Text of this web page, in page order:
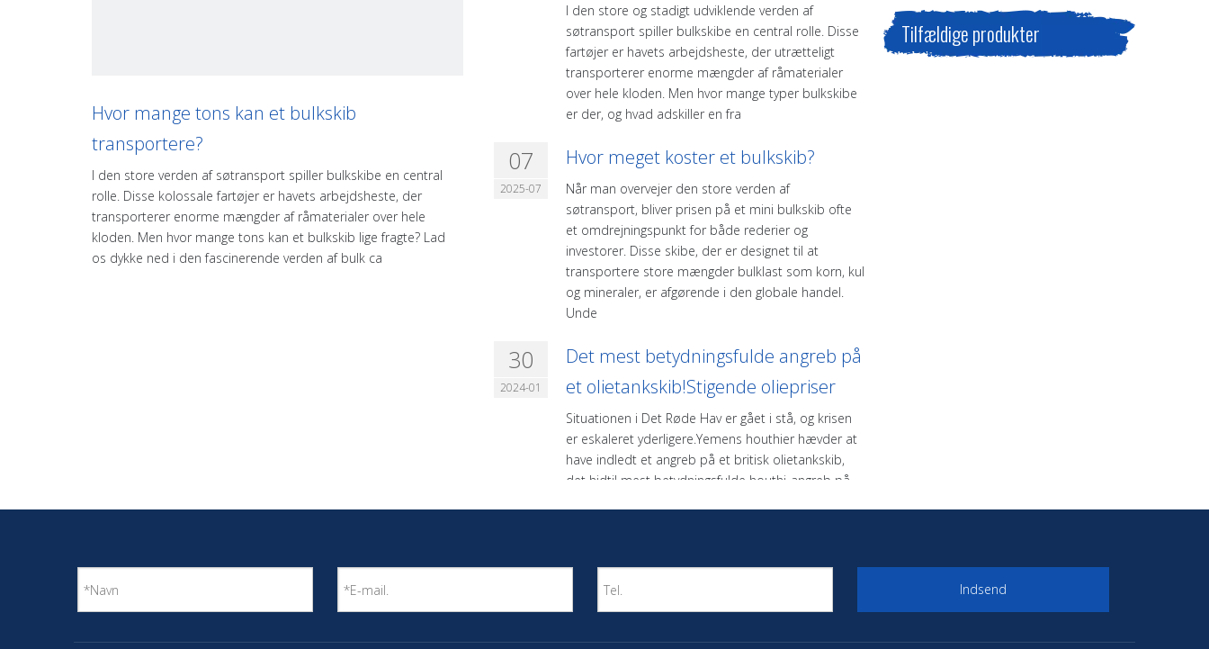
Hvor mange tons kan et bulkskib
transportere?
I den store verden af ​​søtransport spiller bulkskibe en central
rolle. Disse kolossale fartøjer er havets arbejdsheste, der
transporterer enorme mængder af råmaterialer over hele
kloden. Men hvor mange tons kan et bulkskib lige fragte? Lad
os dykke ned i den fascinerende verden af ​​bulk ca
I den store og stadigt udviklende verden af ​​
søtransport spiller bulkskibe en central rolle. Disse
fartøjer er havets arbejdsheste, der utrætteligt
transporterer enorme mængder af råmaterialer
over hele kloden. Men hvor mange typer bulkskibe
er der, og hvad adskiller en fra
07
2025-07
Hvor meget koster et bulkskib?
Når man overvejer den store verden af ​​
søtransport, bliver prisen på et mini bulkskib ofte
et omdrejningspunkt for både rederier og
investorer. Disse skibe, der er designet til at
transportere store mængder bulklast som korn, kul
og mineraler, er afgørende i den globale handel.
Unde
30
2024-01
Det mest betydningsfulde angreb på
et olietankskib!Stigende oliepriser
Situationen i Det Røde Hav er gået i stå, og krisen
er eskaleret yderligere.Yemens houthier hævder at
have indledt et angreb på et britisk olietankskib,
det hidtil mest betydningsfulde houthi-angreb på
25
Raten af ​​containerfartøjer stiger,
efterhånden som krisen i
Tilfældige produkter
Indsend